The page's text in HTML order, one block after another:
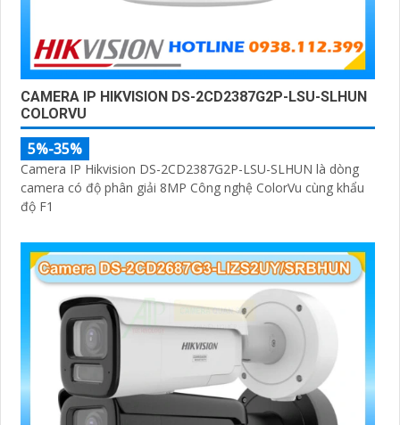
CAMERA IP HIKVISION DS-2CD2387G2P-LSU-SLHUN
COLORVU
5%-35%
Camera IP Hikvision DS-2CD2387G2P-LSU-SLHUN là dòng
camera có độ phân giải 8MP Công nghệ ColorVu cùng khẩu
độ F1